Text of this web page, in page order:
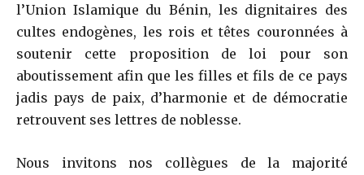
l’Union Islamique du Bénin, les dignitaires des
cultes endogènes, les rois et têtes couronnées à
soutenir cette proposition de loi pour son
aboutissement afin que les filles et fils de ce pays
jadis pays de paix, d’harmonie et de démocratie
retrouvent ses lettres de noblesse.
Nous invitons nos collègues de la majorité